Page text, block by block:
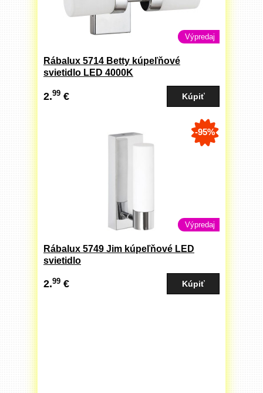
Výpredaj
Rábalux 5714 Betty kúpeľňové
svietidlo LED 4000K
2.99 €
Výpredaj
Rábalux 5749 Jim kúpeľňové LED
svietidlo
2.99 €
-95%